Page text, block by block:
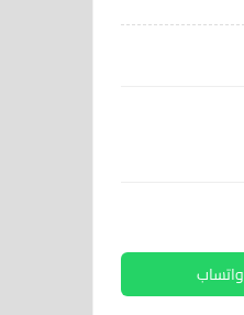
واتساب